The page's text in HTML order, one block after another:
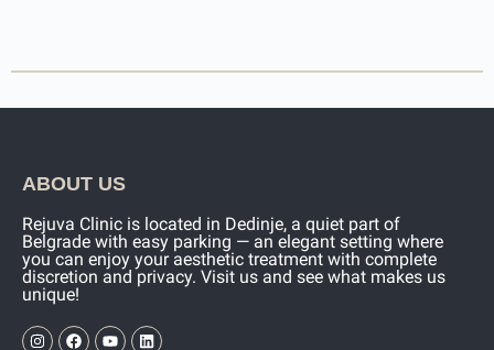
ABOUT US
Rejuva Clinic is located in Dedinje, a quiet part of
Belgrade with easy parking — an elegant setting where
you can enjoy your aesthetic treatment with complete
discretion and privacy. Visit us and see what makes us
unique!